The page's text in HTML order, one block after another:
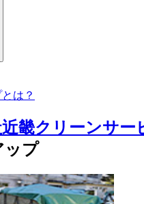
は？
畿クリーンサー
ップ